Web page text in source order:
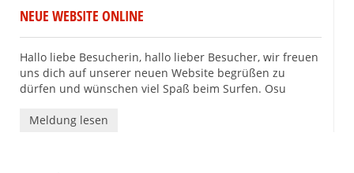
NEUE WEBSITE ONLINE
Hallo liebe Besucherin, hallo lieber Besucher, wir freuen
uns dich auf unserer neuen Website begrüßen zu
dürfen und wünschen viel Spaß beim Surfen. Osu
Meldung lesen